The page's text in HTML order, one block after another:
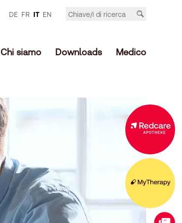
DE FR IT EN
Chi siamo Downloads Medico
Ampliamento della gamma nel negozio online
Il vostro compagno digitale